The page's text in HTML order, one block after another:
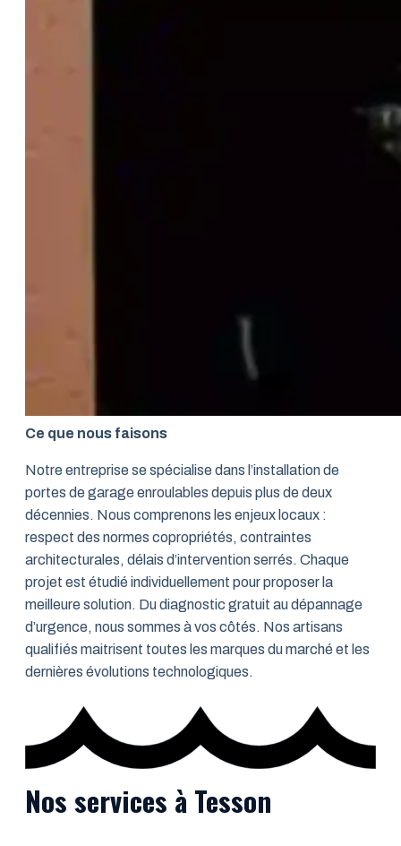
Ce que nous faisons
Notre entreprise se spécialise dans l’installation de
portes de garage enroulables depuis plus de deux
décennies. Nous comprenons les enjeux locaux :
respect des normes copropriétés, contraintes
architecturales, délais d’intervention serrés. Chaque
projet est étudié individuellement pour proposer la
meilleure solution. Du diagnostic gratuit au dépannage
d’urgence, nous sommes à vos côtés. Nos artisans
qualifiés maitrisent toutes les marques du marché et les
dernières évolutions technologiques.
Nos services à Tesson